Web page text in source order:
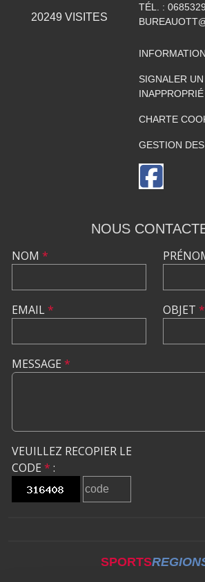
20249 VISITES
TÉL. :
SIGNALER
INAPPROPRIÉ
CHARTE
GESTION
NOUS
NOM *
EMAIL* OBJET *
MESSAGE *
VEUILLEZ RECOPIER LE
CODE * :
SPORTS